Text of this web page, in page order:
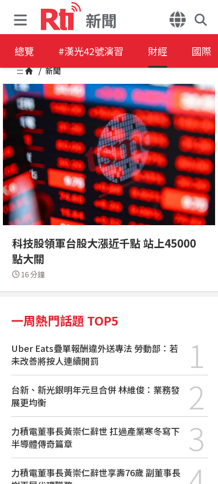
新聞
總覽 #漢光42號演習 財經 國際
::: /新聞
科技股領軍台股大漲近千點 站上45000
點大關
16 分鐘
一周熱門話題 TOP5
Uber Eats疊單報酬違外送專法 勞動部：若
未改善將按人連續開罰
1
台新、新光銀明年元旦合併 林維俊：業務發
展更均衡
2
力積電董事長黃崇仁辭世 扛過產業寒冬寫下
半導體傳奇篇章
3
力積電董事長黃崇仁辭世享壽76歲 副董事長